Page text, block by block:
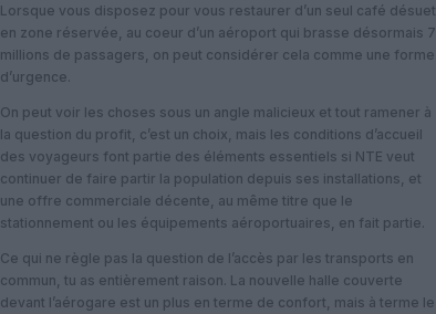
Lorsque vous disposez pour vous restaurer d’un seul café désuet
en zone réservée, au coeur d’un aéroport qui brasse désormais 7
millions de passagers, on peut considérer cela comme une forme
d’urgence.
On peut voir les choses sous un angle malicieux et tout ramener à
la question du profit, c’est un choix, mais les conditions d’accueil
des voyageurs font partie des éléments essentiels si NTE veut
continuer de faire partir la population depuis ses installations, et
une offre commerciale décente, au même titre que le
stationnement ou les équipements aéroportuaires, en fait partie.
Ce qui ne règle pas la question de l’accès par les transports en
commun, tu as entièrement raison. La nouvelle halle couverte
devant l’aérogare est un plus en terme de confort, mais à terme le